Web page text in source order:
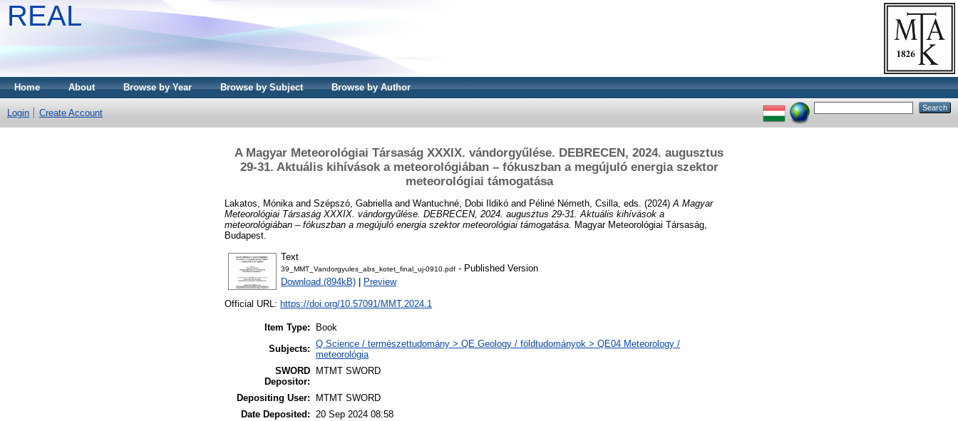
REAL
Home About Browse by Year Browse by Subject Browse by Author
Login Create Account
A Magyar Meteorológiai Társaság XXXIX. vándorgyűlése. DEBRECEN, 2024. augusztus
29-31. Aktuális kihívások a meteorológiában – fókuszban a megújuló energia szektor
meteorológiai támogatása
Lakatos, Mónika and Szépszó, Gabriella and Wantuchné, Dobi Ildikó and Péliné Németh, Csilla , eds. (2024) A Magyar
Meteorológiai Társaság XXXIX. vándorgyűlése. DEBRECEN, 2024. augusztus 29-31. Aktuális kihívások a
meteorológiában – fókuszban a megújuló energia szektor meteorológiai támogatása. Magyar Meteorológiai Társaság,
Budapest.
Text
39_MMT_Vandorgyules_abs_kotet_final_uj-0910.pdf - Published Version
Download (894kB)
Preview
Official URL: https://doi.org/10.57091/MMT.2024.1
Item Type:
Book
Subjects: Q Science / természettudomány > QE Geology / földtudományok > QE04 Meteorology /
meteorológia
SWORD
Depositor:
MTMT SWORD
Depositing User:
MTMT SWORD
Date Deposited: 20 Sep 2024 08:58